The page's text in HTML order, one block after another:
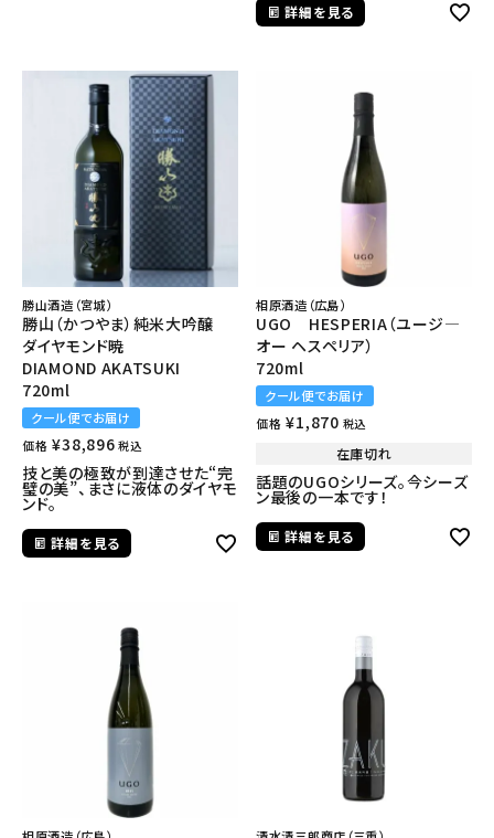
詳細を見る
勝山酒造（宮城）
勝山（かつやま）純米大吟醸
ダイヤモンド暁
DIAMOND AKATSUKI
720ml
クール便でお届け
価格 ¥38,896 税込
技と美の極致が到達させた“完
璧の美”、まさに液体のダイヤモ
ンド。
詳細を見る
相原酒造（広島）
UGO HESPERIA（ユージ―
オー ヘスペリア）
720ml
クール便でお届け
価格 ¥1,870 税込
在庫切れ
話題のUGOシリーズ。今シーズ
ン最後の一本です！
詳細を見る